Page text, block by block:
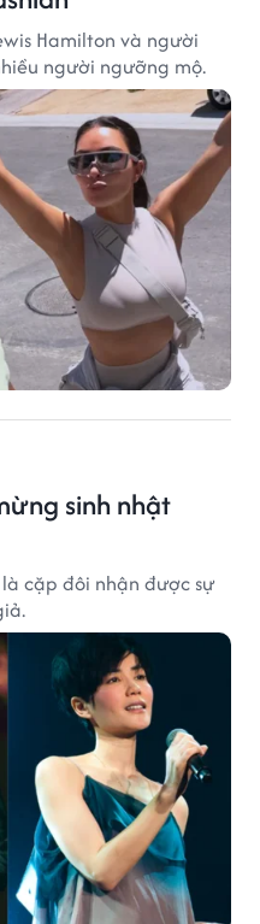
Hamilton và người
người ngưỡng mộ.
sinh nhật
cặp đôi nhận được sự